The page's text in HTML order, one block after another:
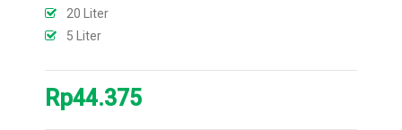
20 Liter
5 Liter
Rp44.375